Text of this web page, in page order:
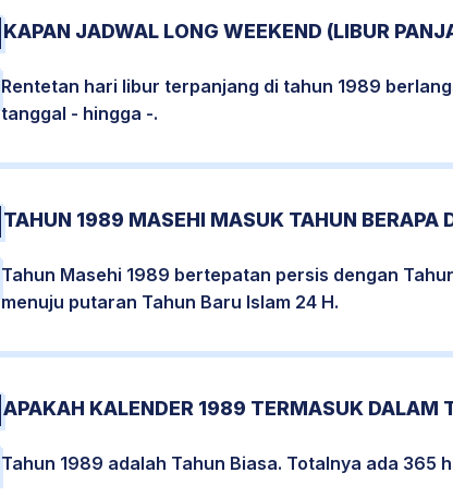
KAPAN JADWAL LONG WEEKEND (LIBUR
Rentetan hari libur terpanjang di tahun 1989
tanggal - hingga -.
TAHUN 1989 MASEHI MASUK TAHUN BERAPA
Tahun Masehi 1989 bertepatan persis dengan
menuju putaran Tahun Baru Islam 24 H.
APAKAH KALENDER 1989 TERMASUK DALAM
Tahun 1989 adalah Tahun Biasa. Totalnya ada 365